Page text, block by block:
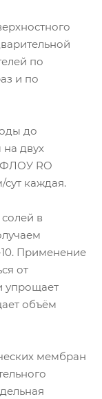
по
и по
до
двух
RO
сут каждая.
в
Применение
от
упрощает
объём
мембран